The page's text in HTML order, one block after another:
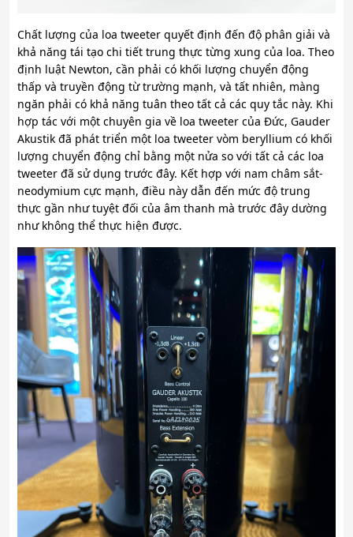
Chất lượng của loa tweeter quyết định đến độ phân giải và
khả năng tái tạo chi tiết trung thực từng xung của loa. Theo
định luật Newton, cần phải có khối lượng chuyển động
thấp và truyền động từ trường mạnh, và tất nhiên, màng
ngăn phải có khả năng tuân theo tất cả các quy tắc này. Khi
hợp tác với một chuyên gia về loa tweeter của Đức, Gauder
Akustik đã phát triển một loa tweeter vòm beryllium có khối
lượng chuyển động chỉ bằng một nửa so với tất cả các loa
tweeter đã sử dụng trước đây. Kết hợp với nam châm sắt-
neodymium cực mạnh, điều này dẫn đến mức độ trung
thực gần như tuyệt đối của âm thanh mà trước đây dường
như không thể thực hiện được.